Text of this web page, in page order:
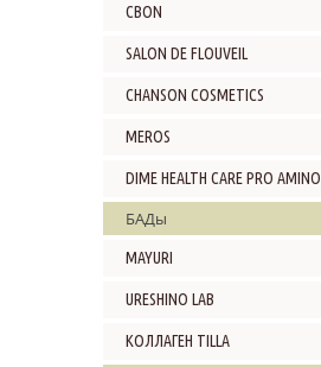
CBON
SALON DE FLOUVEIL
CHANSON COSMETICS
MEROS
DIME HEALTH CARE PRO AMINO
БАДы
MAYURI
URESHINO LAB
КОЛЛАГЕН TILLA